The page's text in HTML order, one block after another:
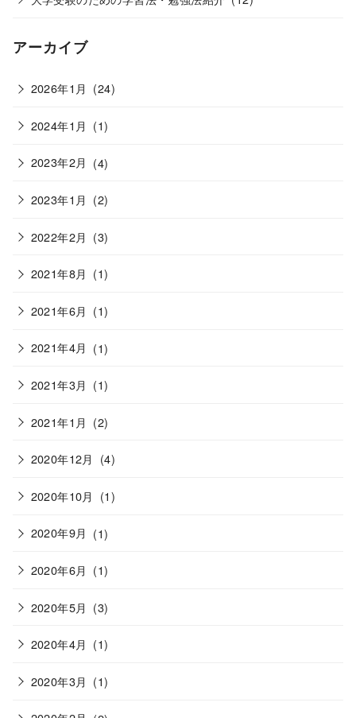
アーカイブ
2026年1月 (24)
2024年1月 (1)
2023年2月 (4)
2023年1月 (2)
2022年2月 (3)
2021年8月 (1)
2021年6月 (1)
2021年4月 (1)
2021年3月 (1)
2021年1月 (2)
2020年12月 (4)
2020年10月 (1)
2020年9月 (1)
2020年6月 (1)
2020年5月 (3)
2020年4月 (1)
2020年3月 (1)